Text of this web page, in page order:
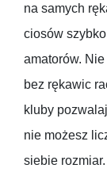
na samych
ciosów
amatorów.
bez rękawic
kluby
nie możesz
siebie rozmiar.